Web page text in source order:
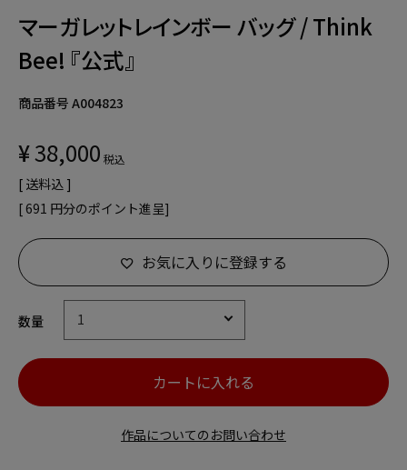
マーガレットレインボー バッグ / Think
Bee! 『公式』
商品番号 A004823
¥38,000 税込
送料込
[691 円分のポイント進呈]
お気に入りに登録する
カートに入れる
作品についてのお問い合わせ